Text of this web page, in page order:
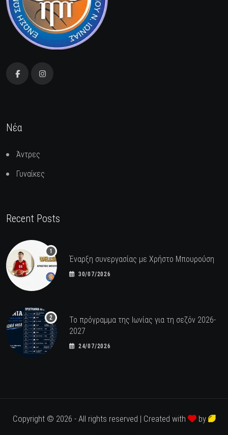
Νέα
Άντρες
Γυναίκες
Recent Posts
Έναρξη συνεργασίας με Χρήστο Μπουρούση
30/07/2026
Το πρόγραμμα της Ιωνίας για τη σεζόν 2026-
2027
24/07/2026
Copyright © 2026 - All rights reserved | Created with
by